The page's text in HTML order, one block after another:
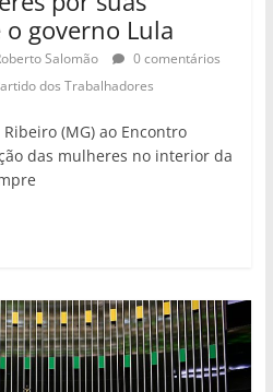
governo Lula
Salomão
0 comentários
dos Trabalhadores
(MG) ao Encontro
das mulheres no interior da